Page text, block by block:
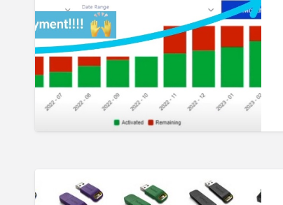
體
授
權
管
理|
智
慧
權
數